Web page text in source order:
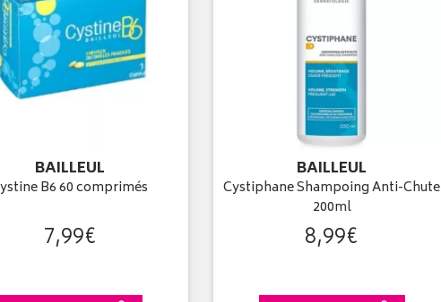
BAILLEUL
B6 60 comprimés
7,99€
BAILLEUL
Cystiphane Shampoing Anti-Chute
200ml
8,99€